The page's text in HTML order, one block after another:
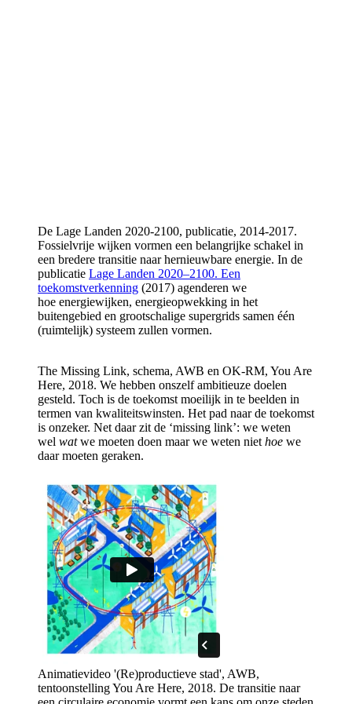
De Lage Landen 2020-2100, publicatie, 2014-2017.
Fossielvrije wijken vormen een belangrijke schakel in
een bredere transitie naar hernieuwbare energie. In de
publicatie Lage Landen 2020–2100. Een
toekomstverkenning (2017) agenderen we
hoe energiewijken, energieopwekking in het
buitengebied en grootschalige supergrids samen één
(ruimtelijk) systeem zullen vormen.
The Missing Link, schema, AWB en OK-RM, You Are
Here, 2018. We hebben onszelf ambitieuze doelen
gesteld. Toch is de toekomst moeilijk in te beelden in
termen van kwaliteitswinsten. Het pad naar de toekomst
is onzeker. Net daar zit de ‘missing link’: we weten
wel watwe moeten doen maar we weten niet hoe we
daar moeten geraken.
Animatievideo '(Re)productieve stad', AWB,
tentoonstelling You Are Here, 2018. De transitie naar